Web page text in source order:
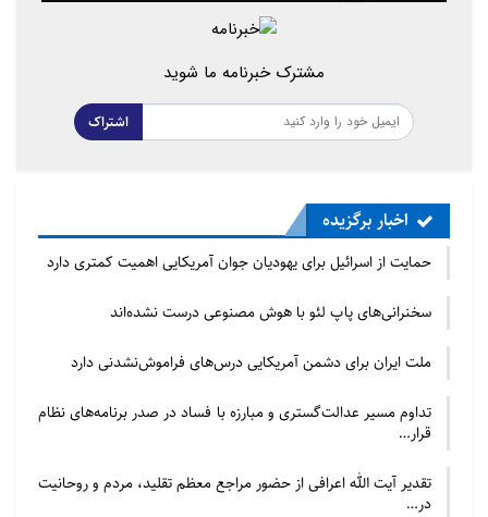
مشترک خبرنامه ما شوید
اشتراک
اخبار برگزیده
حمایت از اسرائیل برای یهودیان جوان آمریکایی اهمیت کمتری دارد
سخنرانی‌های پاپ لئو با هوش مصنوعی درست نشده‌اند
ملت ایران برای دشمن آمریکایی درس‌های فراموش‌نشدنی دارد
تداوم مسیر عدالت‌گستری و مبارزه با فساد در صدر برنامه‌های نظام
قرار…
تقدیر آیت الله اعرافی از حضور مراجع معظم تقلید، مردم و روحانیت
در…